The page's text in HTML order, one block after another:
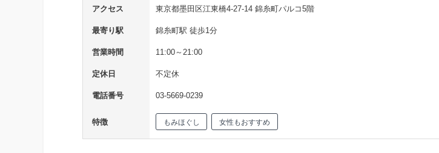
アクセス 東京都墨田区江東橋4-27-14 錦糸町パルコ5階
最寄り駅 錦糸町駅 徒歩1分
営業時間 11:00～21:00
定休日 不定休
電話番号 03-5669-0239
特徴 もみほぐし 女性もおすすめ